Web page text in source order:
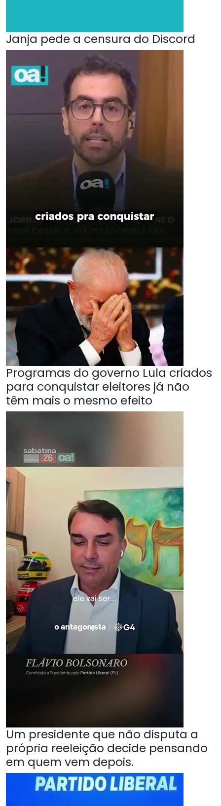
Janja pede a censura do Discord
Programas do governo Lula criados
para conquistar eleitores já não
têm mais o mesmo efeito
Um presidente que não disputa a
própria reeleição decide pensando
em quem vem depois.